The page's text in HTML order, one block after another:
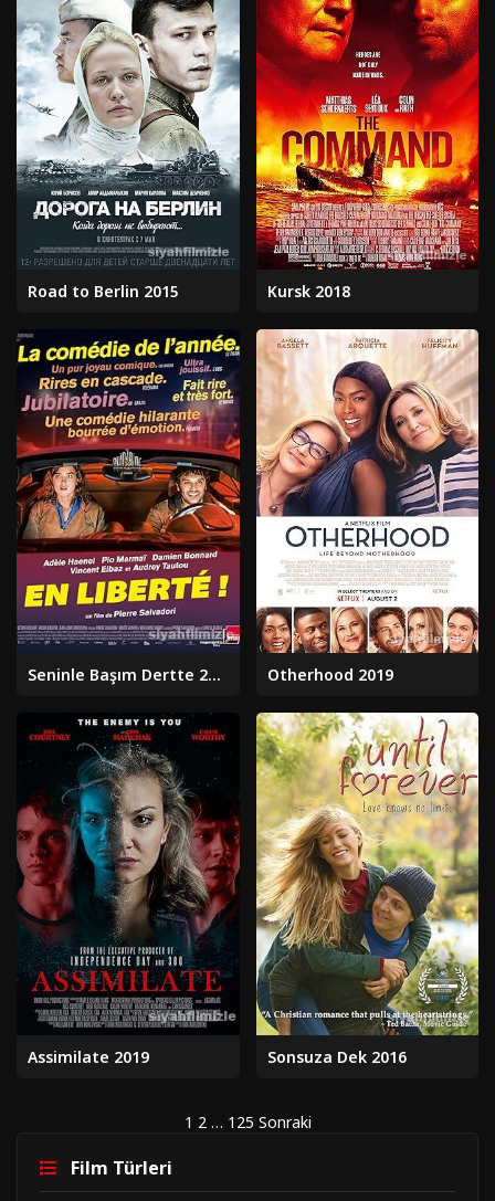
Road to Berlin 2015 Kursk 2018
Seninle Başım Dertte 2018 Otherhood 2019
Assimilate 2019 Sonsuza Dek 2016
sayfalaması
1 2 … 125 Sonraki
Film Türleri